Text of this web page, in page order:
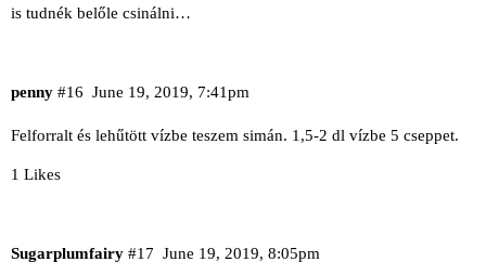
is tudnék belőle csinálni…
penny June 19, 2019, 7:41pm
#16
Felforralt és lehűtött vízbe teszem simán. 1,5-2 dl vízbe 5 cseppet.
1 Likes
Sugarplumfairy June 19, 2019, 8:05pm
#17